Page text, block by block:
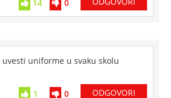
14 0
uniforme u svaku skolu
1 0 ODGOVORI